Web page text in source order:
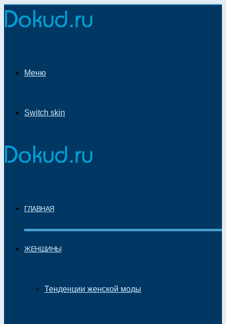
Меню
Switch skin
ГЛАВНАЯ
ЖЕНЩИНЫ
Тенденции женской моды